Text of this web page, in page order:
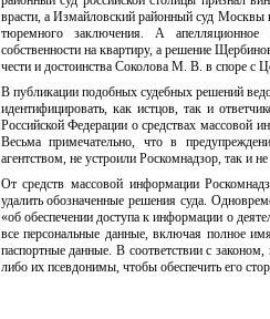
врасти, а Измайловский районный суд Москвы
тюремного заключения. А апелляционное
собственности на квартиру, а решение
чести и достоинства Соколова М. В. в споре с
В публикации подобных судебных решений
идентифицировать, как истцов, так и
Российской Федерации о средствах массовой
Весьма примечательно, что в
агентством, не устроили Роскомнадзор, так и не
От средств массовой информации
удалить обозначенные решения суда.
«об обеспечении доступа к информации о
все персональные данные, включая полное
паспортные данные. В соответствии с
либо их псевдонимы, чтобы обеспечить его